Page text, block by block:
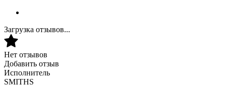
Загрузка отзывов...
Нет отзывов
Добавить отзыв
Исполнитель
SMITHS